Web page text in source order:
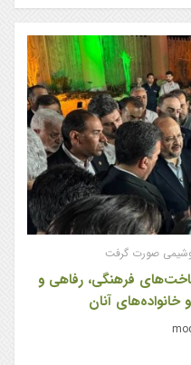
صورت گرفت
فرهنگی، رفاهی و
آنان